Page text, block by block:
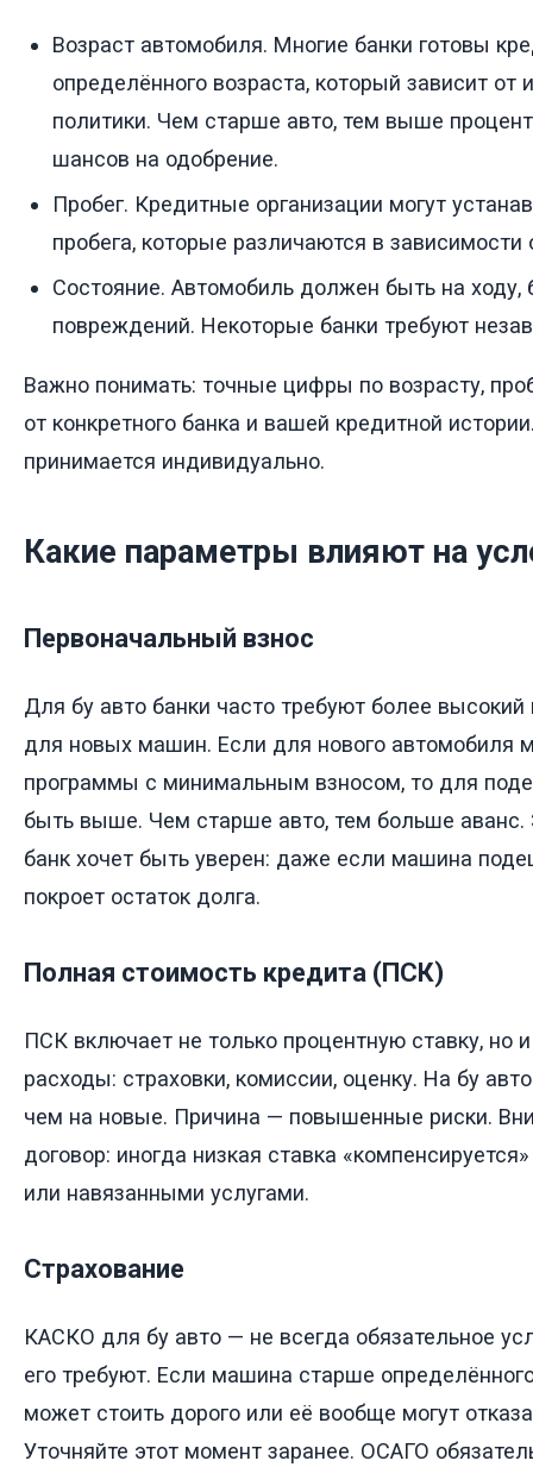
Возраст автомобиля. Многие банки готовы
определённого возраста, который зависит от
политики. Чем старше авто, тем выше
шансов на одобрение.
Пробег. Кредитные организации могут
пробега, которые различаются в зависимости
Состояние. Автомобиль должен быть на ходу,
повреждений. Некоторые банки требуют
Важно понимать: точные цифры по возрасту,
от конкретного банка и вашей кредитной
принимается индивидуально.
Какие параметры влияют на
Первоначальный взнос
Для бу авто банки часто требуют более
для новых машин. Если для нового автомобиля
программы с минимальным взносом, то для
быть выше. Чем старше авто, тем больше аванс.
банк хочет быть уверен: даже если машина
покроет остаток долга.
Полная стоимость кредита (ПСК)
ПСК включает не только процентную ставку, но
расходы: страховки, комиссии, оценку. На бу
чем на новые. Причина — повышенные риски.
договор: иногда низкая ставка
или навязанными услугами.
Страхование
КАСКО для бу авто — не всегда обязательное
его требуют. Если машина старше
может стоить дорого или её вообще могут
Уточняйте этот момент заранее. ОСАГО